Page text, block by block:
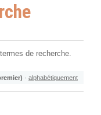
de recherche.
· alphabétiquement